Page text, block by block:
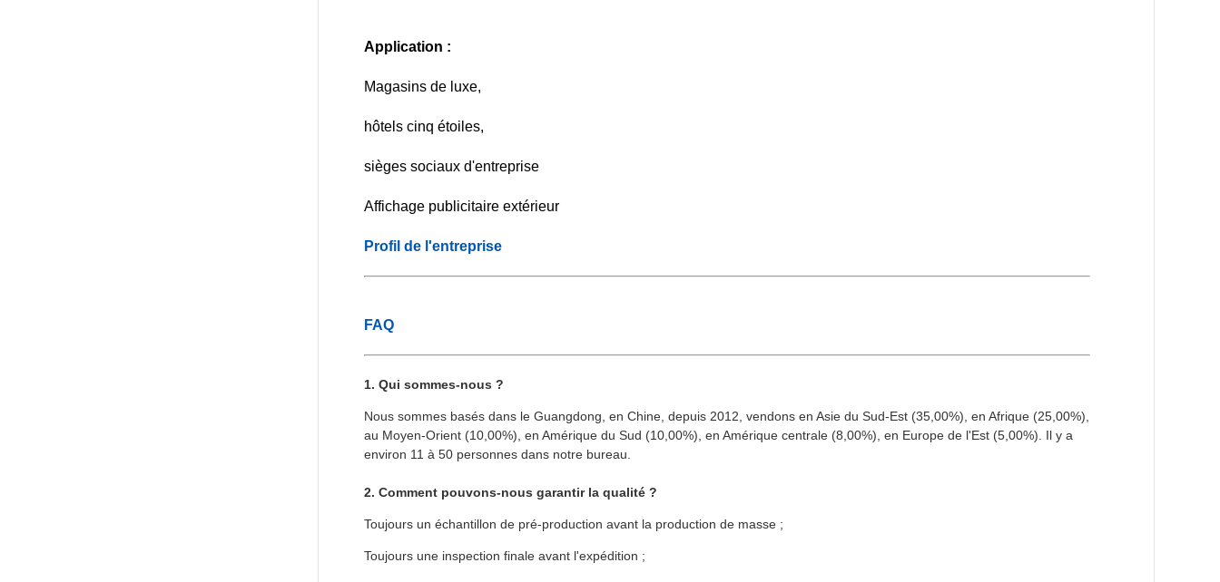
Application :
Magasins de luxe,
hôtels cinq étoiles,
sièges sociaux d'entreprise
Affichage publicitaire extérieur
Profil de l'entreprise
FAQ
1. Qui sommes-nous ?
Nous sommes basés dans le Guangdong, en Chine, depuis 2012, vendons en Asie du Sud-Est (35,00%), en Afrique (25,00%),
au Moyen-Orient (10,00%), en Amérique du Sud (10,00%), en Amérique centrale (8,00%), en Europe de l'Est (5,00%). Il y a
environ 11 à 50 personnes dans notre bureau.
2. Comment pouvons-nous garantir la qualité ?
Toujours un échantillon de pré-production avant la production de masse ;
Toujours une inspection finale avant l'expédition ;